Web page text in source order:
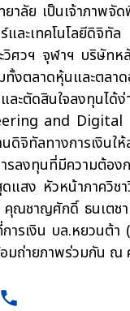
นเจ้าภาพจัดพิธีล
ร์และเทคโนโลยี
ศวฯ จุฬาฯ บริษัทห
ทั้งตลาดหุ้นและตล
ละตัดสินใจลงทุนไ
and Digital
นดิจิทัลทางการเ
ารลงทุนที่มีความ
ดแสง หัวหน้าภาค
คุณชาญศักดิ์ ธนเต
การเงิน บล.หยวน
มถ่ายภาพร่วมกัน